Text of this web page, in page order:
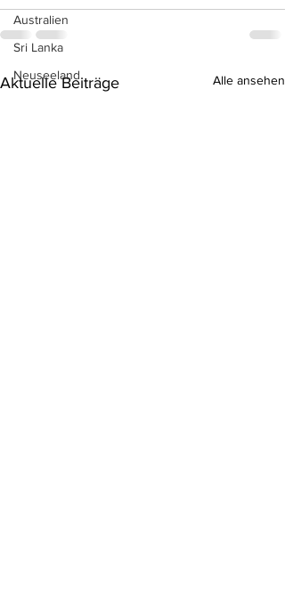
Australien
Sri Lanka
Neuseeland
Aktuelle Beiträge Alle ansehen